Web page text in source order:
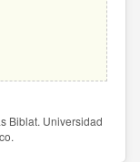
Biblat. Universidad